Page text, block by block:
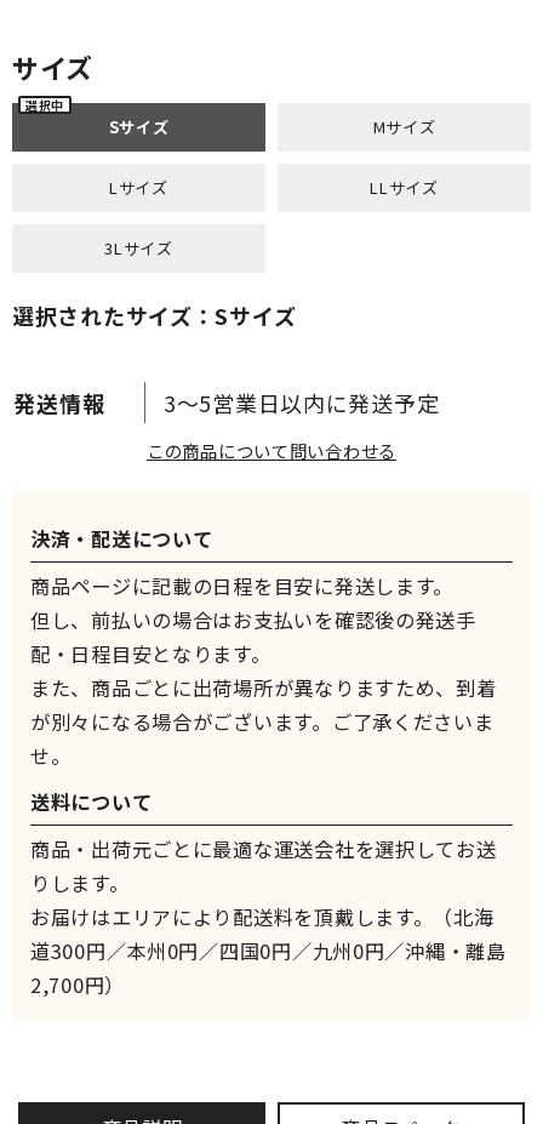
3～5営業日以内に発送予定
サイズ
Sサイズ Mサイズ
Lサイズ LLサイズ
3Lサイズ
選択されたサイズ：Sサイズ
この商品について問い合わせる
決済・配送について
商品ページに記載の日程を目安に発送します。
但し、前払いの場合はお支払いを確認後の発送手
配・日程目安となります。
また、商品ごとに出荷場所が異なりますため、到着
が別々になる場合がございます。ご了承くださいま
せ。
送料について
商品・出荷元ごとに最適な運送会社を選択してお送
りします。
お届けはエリアにより配送料を頂戴します。（北海
道300円／本州0円／四国0円／九州0円／沖縄・離島
2,700円）